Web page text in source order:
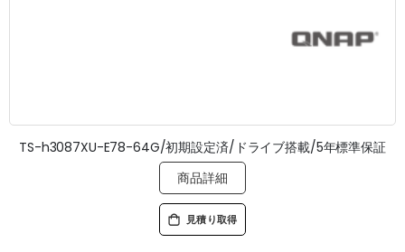
TS-h3087XU-E78-64G/初期設定済/ドライブ搭載/5年標準保証
商品詳細
見積り取得